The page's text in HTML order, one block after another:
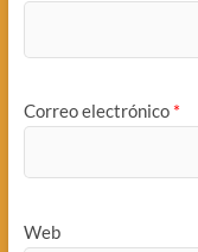
Correo electrónico *
Web